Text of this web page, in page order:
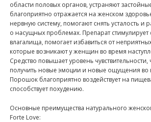
области половых органов, устраняют
благоприятно отражается на женском
нервную систему, помогают снять усталость и
о насущных проблемах. Препарат стимулирует
влагалища, помогает избавиться от
которые возникают у женщин во время
Средство повышает уровень чувствительности,
получить новые эмоции и новые ощущения во
Порошок благоприятно воздействует на
способствует похудению.
Основные преимущества натурального
Forte Love: